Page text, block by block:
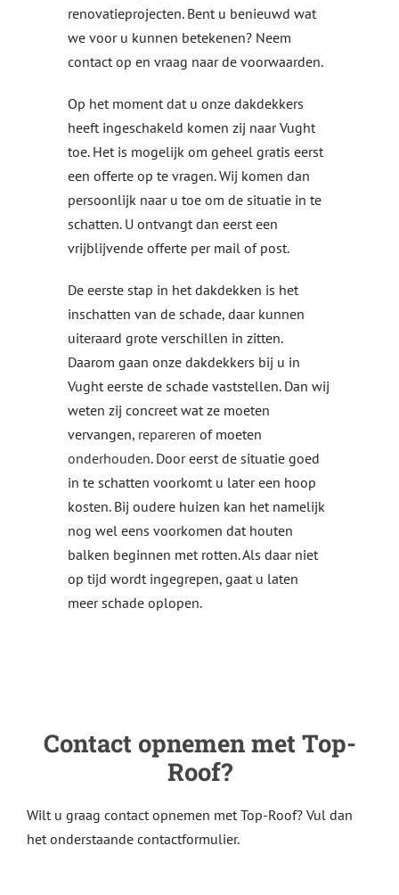
renovatieprojecten. Bent u benieuwd wat
we voor u kunnen betekenen? Neem
contact op en vraag naar de voorwaarden.
Op het moment dat u onze dakdekkers
heeft ingeschakeld komen zij naar Vught
toe. Het is mogelijk om geheel gratis eerst
een offerte op te vragen. Wij komen dan
persoonlijk naar u toe om de situatie in te
schatten. U ontvangt dan eerst een
vrijblijvende offerte per mail of post.
De eerste stap in het dakdekken is het
inschatten van de schade, daar kunnen
uiteraard grote verschillen in zitten.
Daarom gaan onze dakdekkers bij u in
Vught eerste de schade vaststellen. Dan wij
weten zij concreet wat ze moeten
vervangen, repareren of moeten
onderhouden. Door eerst de situatie goed
in te schatten voorkomt u later een hoop
kosten. Bij oudere huizen kan het namelijk
nog wel eens voorkomen dat houten
balken beginnen met rotten. Als daar niet
op tijd wordt ingegrepen, gaat u laten
meer schade oplopen.
Contact opnemen met Top-
Roof?
Wilt u graag contact opnemen met Top-Roof? Vul dan
het onderstaande contactformulier.